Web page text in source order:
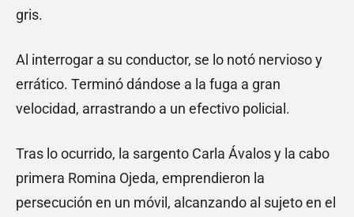
gris.
Al interrogar a su conductor, se lo notó nervioso y
errático. Terminó dándose a la fuga a gran
velocidad, arrastrando a un efectivo policial.
Tras lo ocurrido, la sargento Carla Ávalos y la cabo
primera Romina Ojeda, emprendieron la
persecución en un móvil, alcanzando al sujeto en el